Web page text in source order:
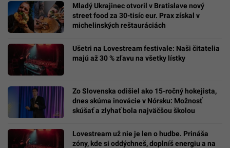
Mladý Ukrajinec otvoril v Bratislave nový
street food za 30-tisíc eur. Prax získal v
michelinských reštauráciách
Ušetri na Lovestream festivale: Naši čitatelia
majú až 30 % zľavu na všetky lístky
Zo Slovenska odišiel ako 15-ročný hokejista,
dnes skúma inovácie v Nórsku: Možnosť
skúšať a zlyhať bola najväčšou školou
Lovestream už nie je len o hudbe. Prináša
zóny, kde si oddýchneš, doplníš energiu a na